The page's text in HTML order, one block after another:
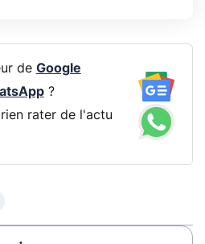
de Google
?
rater de l'actu